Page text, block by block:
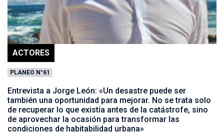
ACTORES
PLANEO N°61
Entrevista a Jorge León: «Un desastre puede ser
también una oportunidad para mejorar. No se trata solo
de recuperar lo que existía antes de la catástrofe, sino
de aprovechar la ocasión para transformar las
condiciones de habitabilidad urbana»